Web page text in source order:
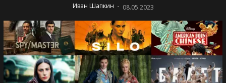
Иван Шапкин - 08.05.2023